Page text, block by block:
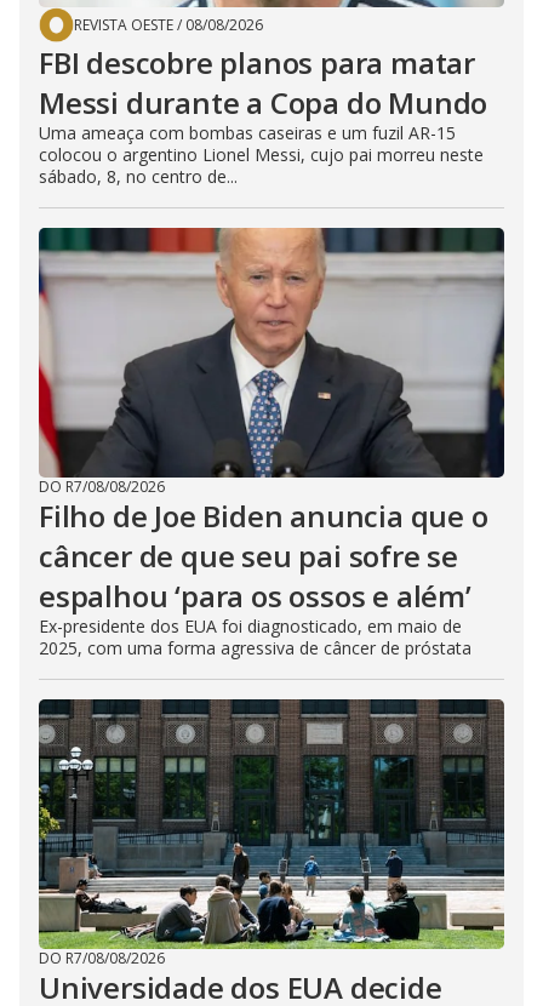
REVISTA OESTE/ 08/08/2026
FBI descobre planos para matar
Messi durante a Copa do Mundo
Uma ameaça com bombas caseiras e um fuzil AR-15
colocou o argentino Lionel Messi, cujo pai morreu neste
sábado, 8, no centro de...
DO R7/08/08/2026
Filho de Joe Biden anuncia que o
câncer de que seu pai sofre se
espalhou ‘para os ossos e além’
Ex-presidente dos EUA foi diagnosticado, em maio de
2025, com uma forma agressiva de câncer de próstata
DO R7/08/08/2026
Universidade dos EUA decide